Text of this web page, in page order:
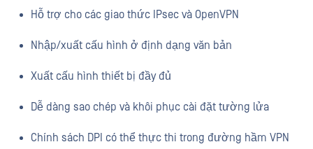
Hỗ trợ cho các giao thức IPsec và OpenVPN
Nhập/xuất cấu hình ở định dạng văn bản
Xuất cấu hình thiết bị đầy đủ
Dễ dàng sao chép và khôi phục cài đặt tường lửa
Chính sách DPI có thể thực thi trong đường hầm VPN